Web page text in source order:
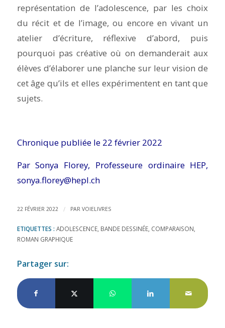
représentation de l’adolescence, par les choix
du récit et de l’image, ou encore en vivant un
atelier d’écriture, réflexive d’abord, puis
pourquoi pas créative où on demanderait aux
élèves d’élaborer une planche sur leur vision de
cet âge qu’ils et elles expérimentent en tant que
sujets.
Chronique publiée le 22 février 2022
Par Sonya Florey, Professeure ordinaire HEP,
sonya.florey@hepl.ch
22 FÉVRIER 2022 / PAR VOIELIVRES
ETIQUETTES : ADOLESCENCE, BANDE DESSINÉE, COMPARAISON
ROMAN GRAPHIQUE
Partager sur: